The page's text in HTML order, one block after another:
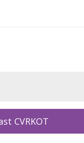
CVRKOT